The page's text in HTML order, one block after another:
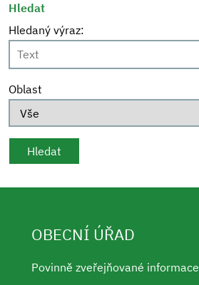
Hledat
Hledaný výraz:
Oblast
OBECNÍ ÚŘAD
Povinně zveřejňované informace